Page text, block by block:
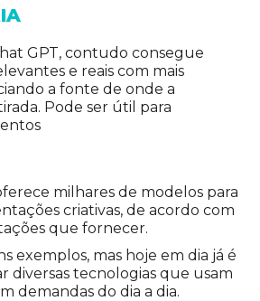
GPT, contudo consegue
e reais com mais
a fonte de onde a
Pode ser útil para
milhares de modelos para
criativas, de acordo com
que fornecer.
exemplos, mas hoje em dia já é
diversas tecnologias que usam
demandas do dia a dia.